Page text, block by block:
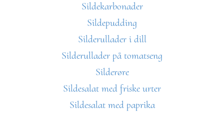
Sildekarbonader
Sildepudding
Silderullader i dill
Silderullader på tomatseng
Silderøre
Sildesalat med friske urter
Sildesalat med paprika